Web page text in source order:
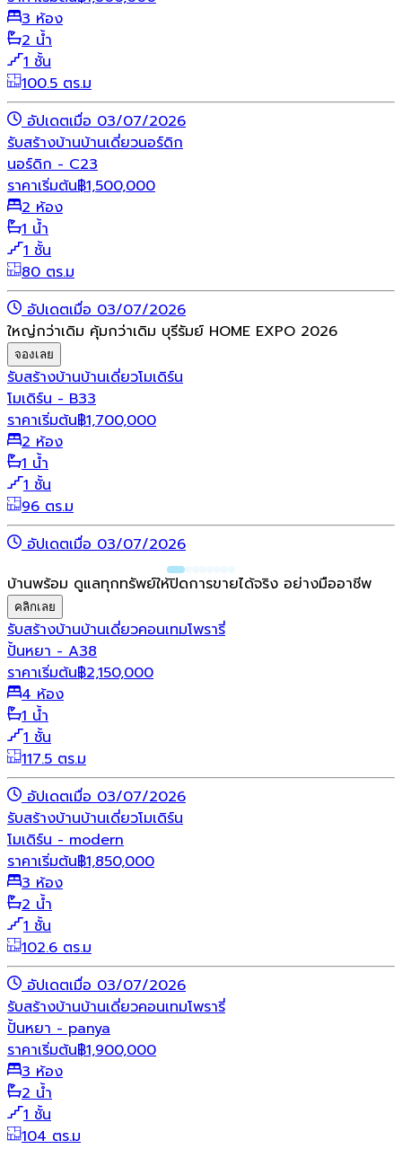
3 ห้อง
2 น้ำ
1 ชั้น
100.5 ตร.ม
อัปเดตเมื่อ 03/07/2026
รับสร้างบ้านบ้านเดี่ยวนอร์ดิก
นอร์ดิก - C23
ราคาเริ่มต้น฿1,500,000
2 ห้อง
1 น้ำ
1 ชั้น
80 ตร.ม
อัปเดตเมื่อ 03/07/2026
ใหญ่กว่าเดิม คุ้มกว่าเดิม บุรีรัมย์ HOME EXPO 2026
จองเลย
รับสร้างบ้านบ้านเดี่ยวโมเดิร์น
โมเดิร์น - B33
ราคาเริ่มต้น฿1,700,000
2 ห้อง
1 น้ำ
1 ชั้น
96 ตร.ม
อัปเดตเมื่อ 03/07/2026
บ้านพร้อม ดูแลทุกทรัพย์ให้ปิดการขายได้จริง อย่างมืออาชีพ
คลิกเลย
รับสร้างบ้านบ้านเดี่ยวคอนเทมโพรารี่
ปั้นหยา - A38
ราคาเริ่มต้น฿2,150,000
4 ห้อง
1 น้ำ
1 ชั้น
117.5 ตร.ม
อัปเดตเมื่อ 03/07/2026
รับสร้างบ้านบ้านเดี่ยวโมเดิร์น
โมเดิร์น - modern
ราคาเริ่มต้น฿1,850,000
3 ห้อง
2 น้ำ
1 ชั้น
102.6 ตร.ม
อัปเดตเมื่อ 03/07/2026
รับสร้างบ้านบ้านเดี่ยวคอนเทมโพรารี่
ปั้นหยา - panya
ราคาเริ่มต้น฿1,900,000
3 ห้อง
2 น้ำ
1 ชั้น
104 ตร.ม